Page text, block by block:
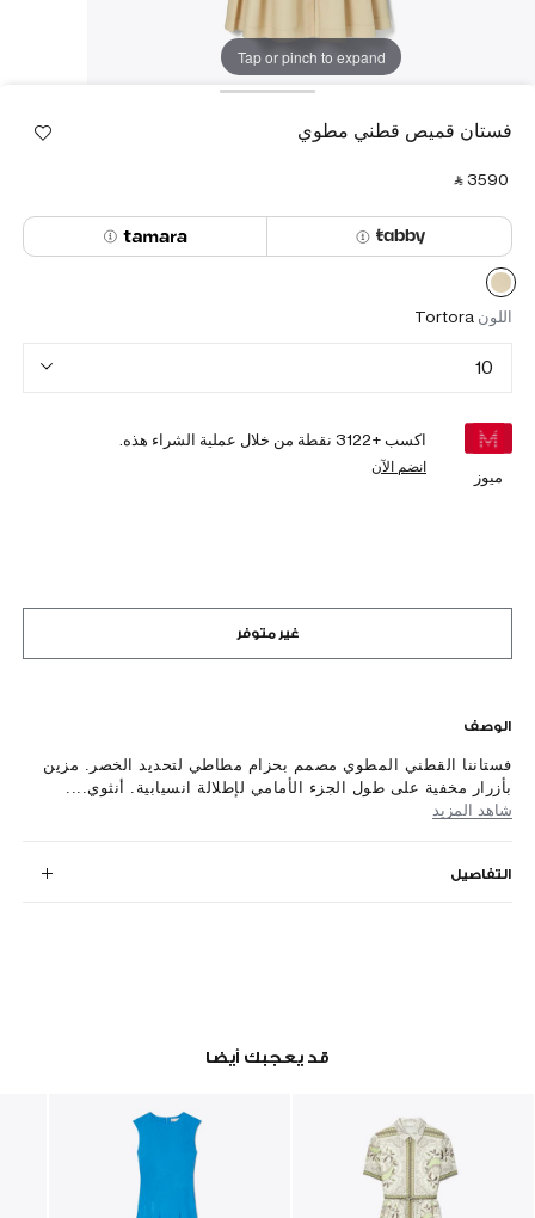
Tap or pinch to expand
فستان قميص قطني مطوي
‎ ⃁ ⁦3590⁩ ‎
اللون Tortora
10
ميوز
اكسب +3122 نقطة من خلال عملية الشراء هذه.
انضم الآن
غير متوفر
الوصف
فستاننا القطني المطوي مصمم بحزام مطاطي لتحديد الخصر. مزين
بأزرار مخفية على طول الجزء الأمامي لإطلالة انسيابية. أنثوي....
شاهد المزيد
التفاصيل
قد يعجبك أيضا